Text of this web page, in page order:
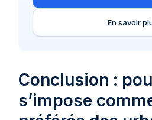
En savoir
Conclusion :
s’impose